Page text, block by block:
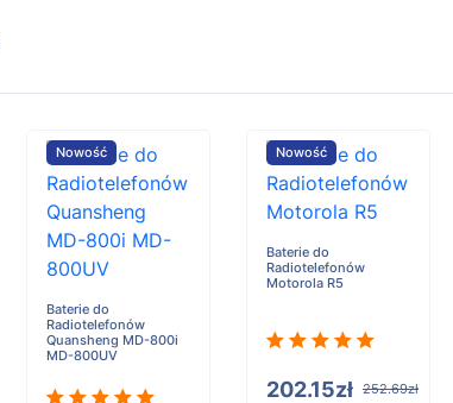
Nowość
Baterie do
Radiotelefonów
Quansheng MD-800i
MD-800UV
Nowość
Baterie do
Radiotelefonów
Motorola R5
202.15zł 252.69zł